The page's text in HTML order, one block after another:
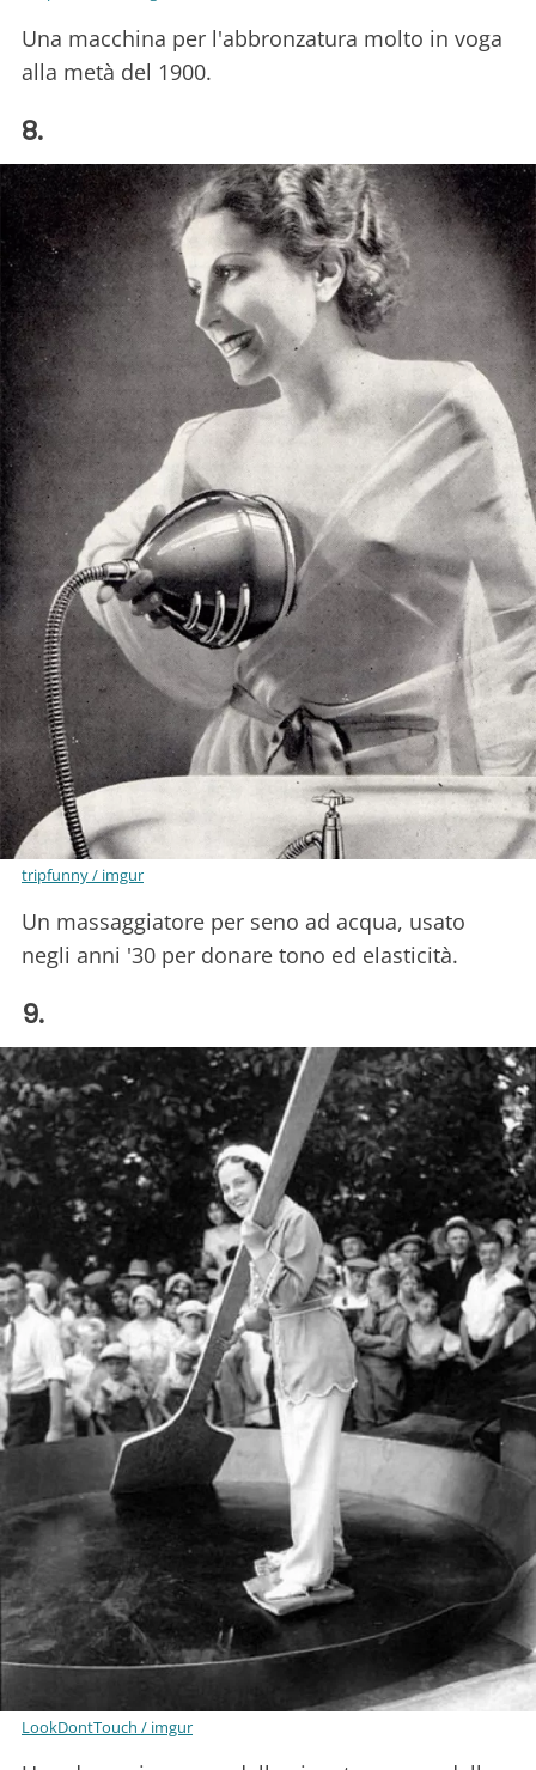
Una macchina per l'abbronzatura molto in voga
alla metà del 1900.
8.
tripfunny / imgur
Un massaggiatore per seno ad acqua, usato
negli anni '30 per donare tono ed elasticità.
9.
LookDontTouch / imgur